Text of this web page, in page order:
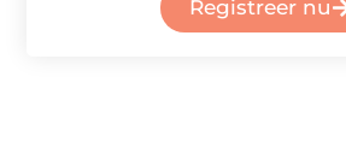
Registreer nu